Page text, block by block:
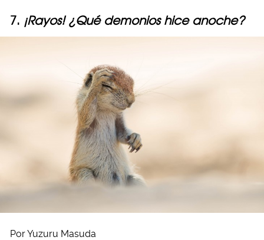
7. ¡Rayos! ¿Qué demonios hice anoche?
Por Yuzuru Masuda